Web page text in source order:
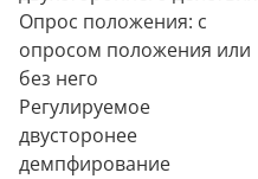
Опрос положения: с
опросом положения или
без него
Регулируемое
двусторонее
демпфирование